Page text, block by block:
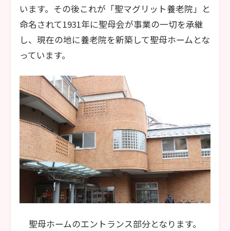
います。その後これが「聖マグリット養老院」と
命名されて1931年に聖母会が事業の一切を承継
し、現在の地に養老院を新築して聖母ホームとな
っています。
聖母ホームのエントランス部分となります。